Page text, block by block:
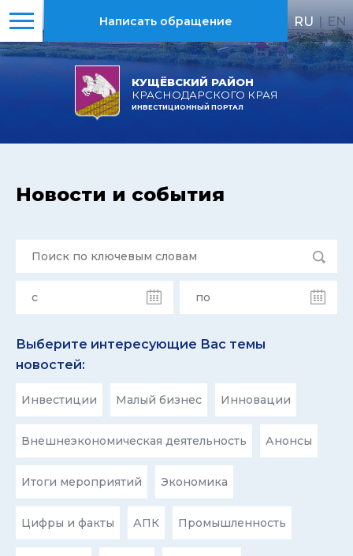
КУЩЁВСКИЙ РАЙОН
КРАСНОДАРСКОГО КРАЯ
ИНВЕСТИЦИОННЫЙ ПОРТАЛ
Написать обращение RU | EN
Новости и события
Выберите интересующие Вас темы
новостей:
Инвестиции Малый бизнес Инновации
Внешнеэкономическая деятельность Анонсы
Итоги мероприятий Экономика
Цифры и факты АПК Промышленность